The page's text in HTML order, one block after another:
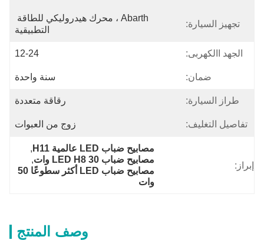
تجهيز السيارة:
Abarth ، محرك هيدروليكي للطاقة
التطبيقية
الجهد االكهربى: 12-24
ضمان: سنة واحدة
طراز السيارة: رقاقة متعددة
تفاصيل التغليف: زوج من العبوات
إبراز:
مصابيح ضباب LED عالمية H11
,
مصابيح ضباب LED H8 30 وات
,
مصابيح ضباب LED أكثر سطوعًا 50
وات
وصف المنتج